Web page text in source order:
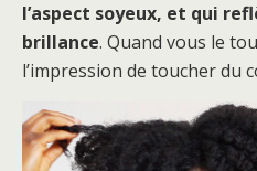
l’aspect soyeux, et qui
brillance. Quand vous le
l’impression de toucher du